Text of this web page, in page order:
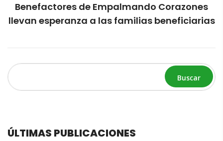
Benefactores de Empalmando Corazones
llevan esperanza a las familias beneficiarias
Buscar
ÚLTIMAS PUBLICACIONES